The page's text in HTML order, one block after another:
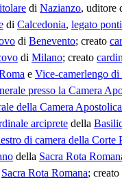
di Nazianzo, uditore
di Calcedonia, legato
di Benevento; creato
di Milano; creato
e Vice-camerlengo di
presso la Camera
della Camera Apostolica
arciprete della
di camera della Corte
della Sacra Rota
Sacra Rota Romana; creato